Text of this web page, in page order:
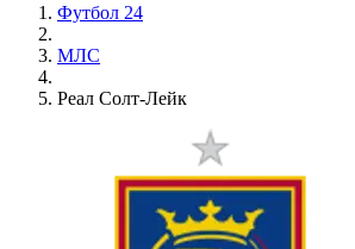
Футбол 24
МЛС
Реал Солт-Лейк